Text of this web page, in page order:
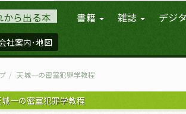
から出る本 書籍 雑誌 デジ
社案内･地図
天城一の密室犯罪学教程
一の密室犯罪学教程